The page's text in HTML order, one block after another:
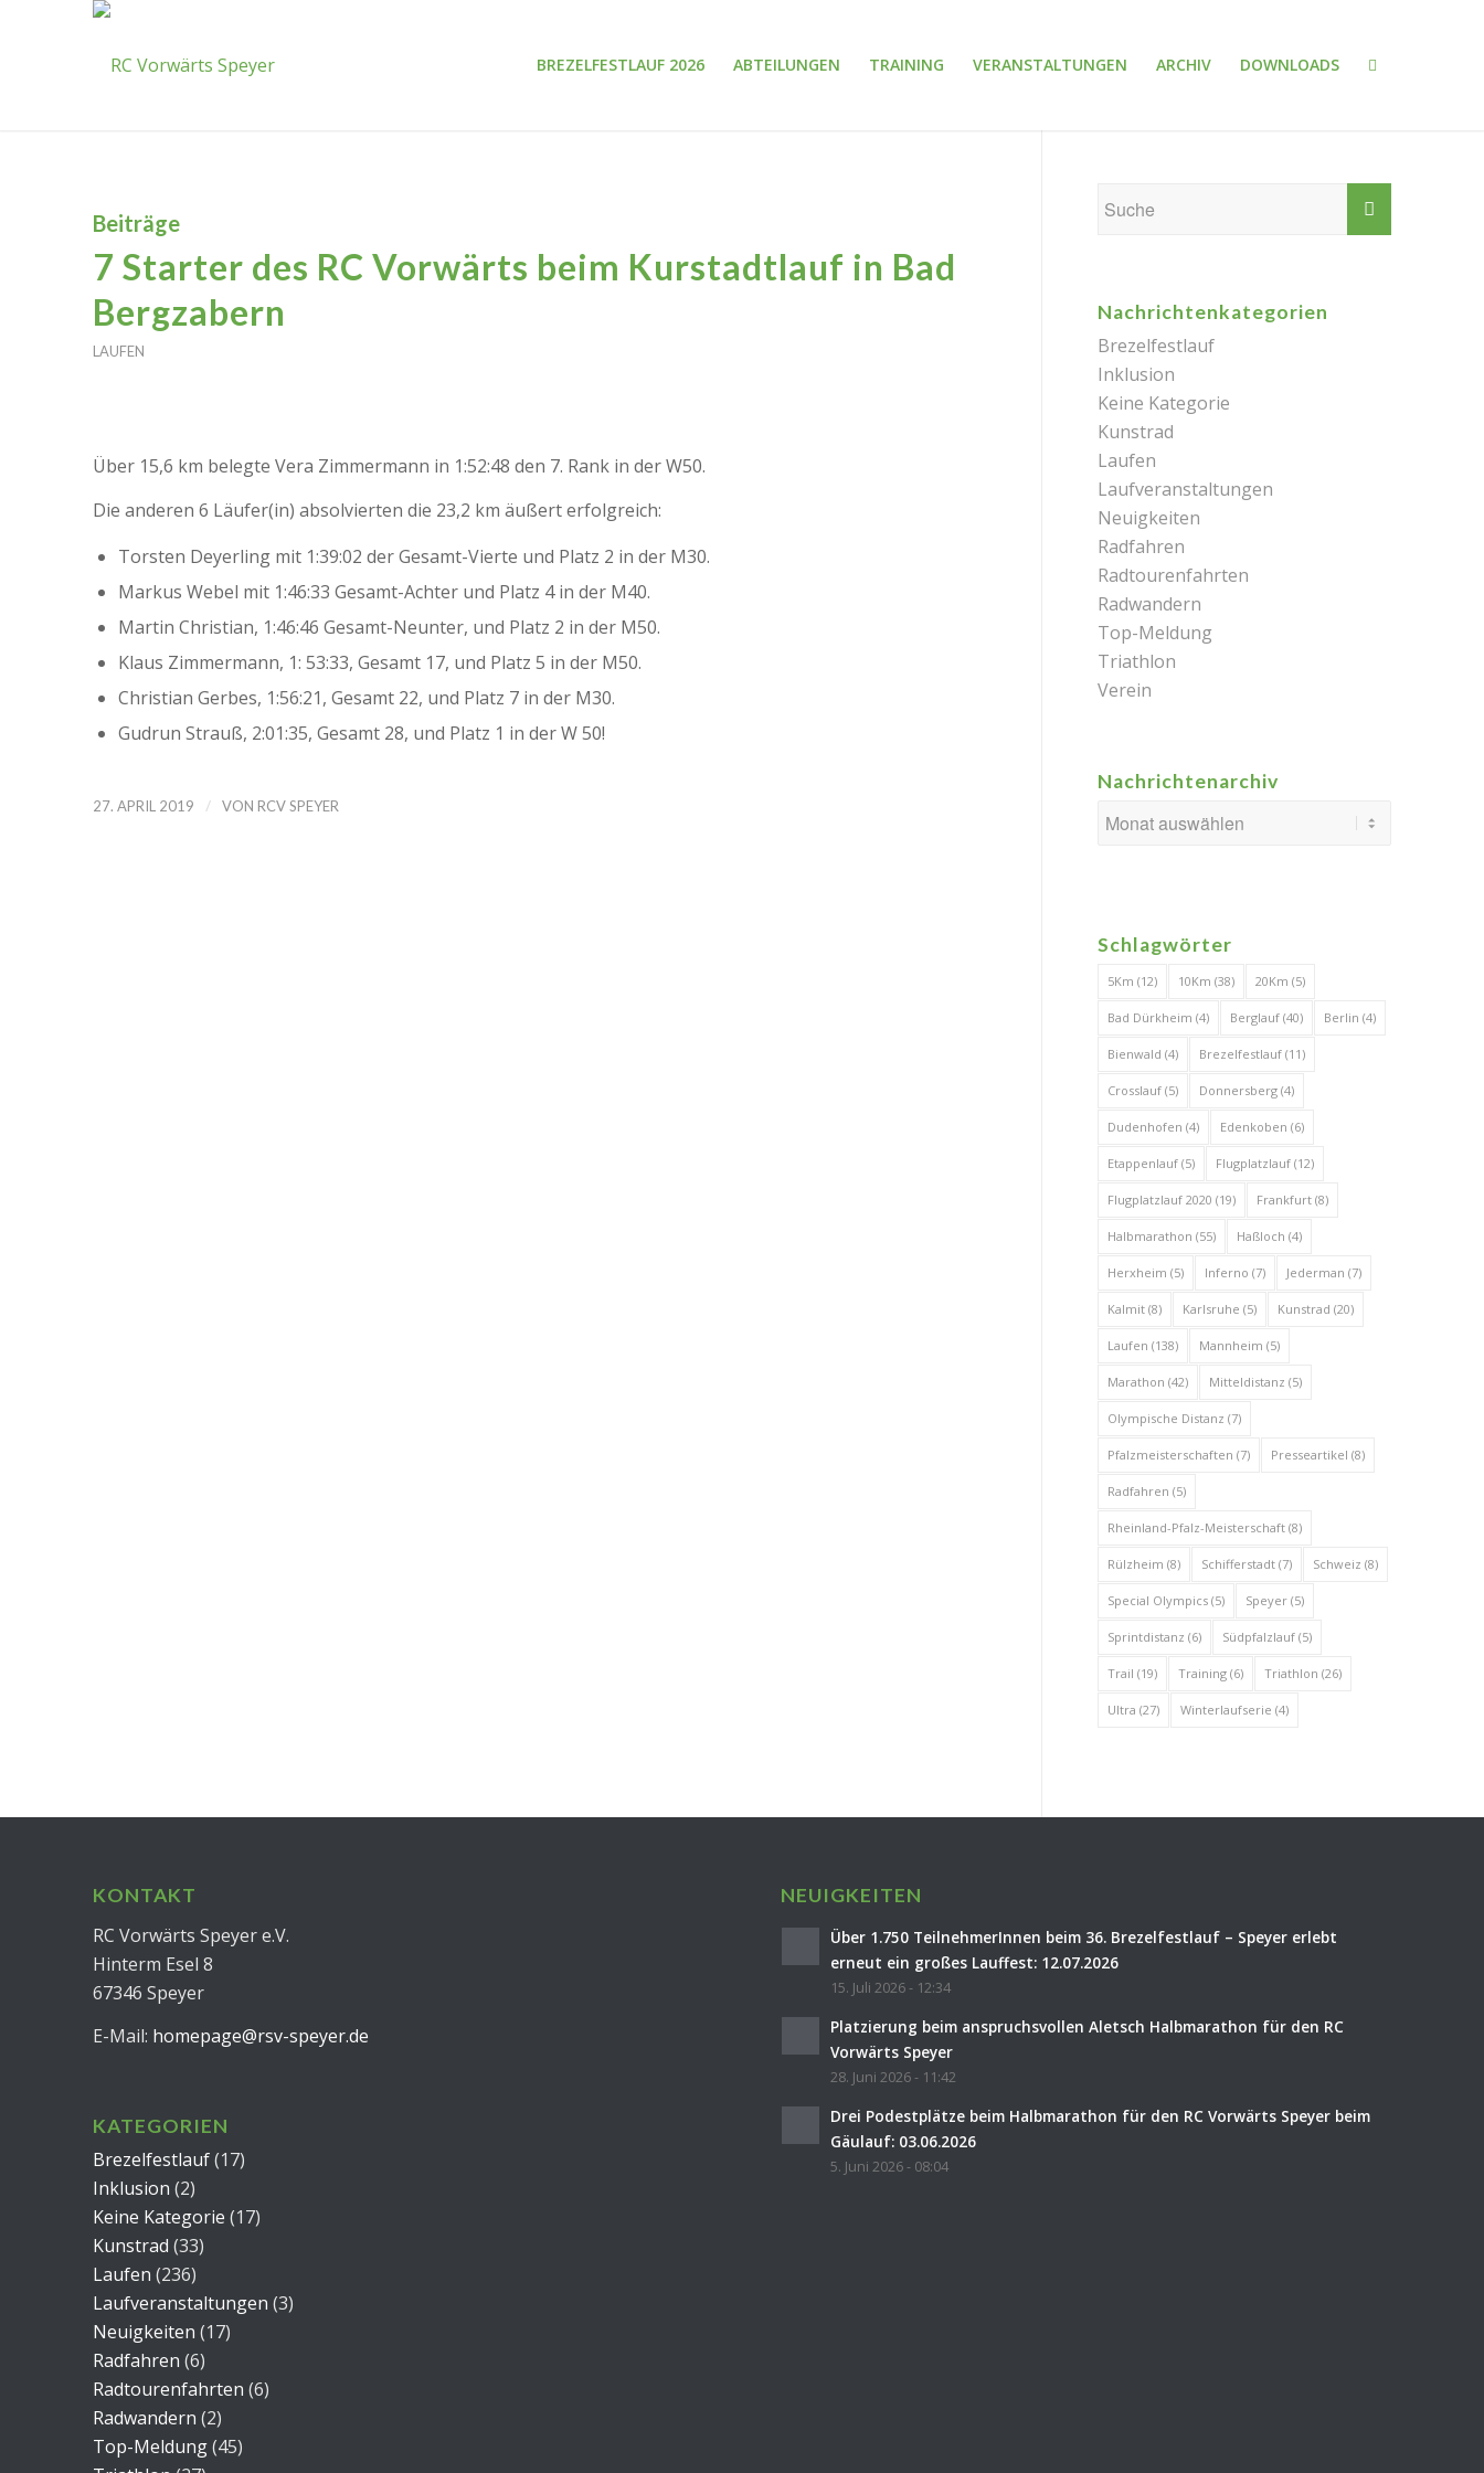
BREZELFESTLAUF 2026 ABTEILUNGEN TRAINING VERANSTALTUNGEN ARCHIV DOWNLOADS
Beiträge
7 Starter des RC Vorwärts beim Kurstadtlauf in Bad
Bergzabern
LAUFEN
Über 15,6 km belegte Vera Zimmermann in 1:52:48 den 7. Rank in der W50.
Die anderen 6 Läufer(in) absolvierten die 23,2 km äußert erfolgreich:
Torsten Deyerling mit 1:39:02 der Gesamt-Vierte und Platz 2 in der M30.
Markus Webel mit 1:46:33 Gesamt-Achter und Platz 4 in der M40.
Martin Christian, 1:46:46 Gesamt-Neunter, und Platz 2 in der M50.
Klaus Zimmermann, 1: 53:33, Gesamt 17, und Platz 5 in der M50.
Christian Gerbes, 1:56:21, Gesamt 22, und Platz 7 in der M30.
Gudrun Strauß, 2:01:35, Gesamt 28, und Platz 1 in der W 50!
27. APRIL 2019 / VON RCV SPEYER
Nachrichtenkategorien
Brezelfestlauf
Inklusion
Keine Kategorie
Kunstrad
Laufen
Laufveranstaltungen
Neuigkeiten
Radfahren
Radtourenfahrten
Radwandern
Top-Meldung
Triathlon
Verein
Nachrichtenarchiv
Schlagwörter
5Km (12) 10Km (38) 20Km (5)
Bad Dürkheim (4) Berglauf(40) Berlin (4)
Bienwald (4) Brezelfestlauf(11)
Crosslauf(5) Donnersberg(4)
Dudenhofen (4) Edenkoben (6)
Etappenlauf(5) Flugplatzlauf(12)
Flugplatzlauf 2020 (19) Frankfurt(8)
Halbmarathon (55) Haßloch (4)
Herxheim (5) Inferno (7) Jederman (7)
Kalmit(8) Karlsruhe (5) Kunstrad (20)
Laufen (138) Mannheim (5)
Marathon (42) Mitteldistanz (5)
Olympische Distanz (7)
Pfalzmeisterschaften (7) Presseartikel (8)
Radfahren (5)
Rheinland-Pfalz-Meisterschaft(8)
Rülzheim (8) Schifferstadt(7) Schweiz (8)
Special Olympics(5) Speyer(5)
Sprintdistanz (6) Südpfalzlauf(5)
Trail (19) Training(6) Triathlon (26)
Ultra (27) Winterlaufserie (4)
KONTAKT
RC Vorwärts Speyer e.V.
Hinterm Esel 8
67346 Speyer
E-Mail: homepage@rsv-speyer.de
KATEGORIEN
Brezelfestlauf(17)
Inklusion (2)
Keine Kategorie (17)
Kunstrad (33)
Laufen (236)
Laufveranstaltungen (3)
Neuigkeiten (17)
Radfahren (6)
Radtourenfahrten (6)
Radwandern (2)
Top-Meldung(45)
NEUIGKEITEN
Über 1.750 TeilnehmerInnen beim 36. Brezelfestlauf – Speyer erlebt
erneut ein großes Lauffest: 12.07.2026
15. Juli 2026 - 12:34
Platzierung beim anspruchsvollen Aletsch Halbmarathon für den RC
Vorwärts Speyer
28. Juni 2026 - 11:42
Drei Podestplätze beim Halbmarathon für den RC Vorwärts Speyer beim
Gäulauf: 03.06.2026
5. Juni 2026 - 08:04